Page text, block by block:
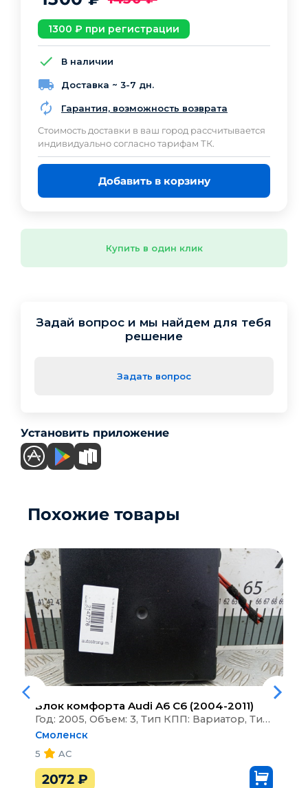
1300 ₽ при регистрации
В наличии
Доставка ~ 3-7 дн.
Гарантия, возможность возврата
Cтоимость доставки в ваш город рассчитывается
индивидуально согласно тарифам ТК.
Добавить в корзину
Купить в один клик
Задай вопрос и мы найдем для тебя
решение
Задать вопрос
Установить приложение
Похожие товары
Блок комфорта Audi A6 C6 (2004-2011)
Год: 2005, Объем: 3, Тип КПП: Вариатор, Тип кузова: Универсал
Смоленск
5 AC
2072 ₽